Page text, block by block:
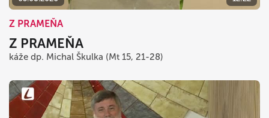
Z PRAMEŇA
Z PRAMEŇA
káže dp. Michal Škulka (Mt 15, 21-28)